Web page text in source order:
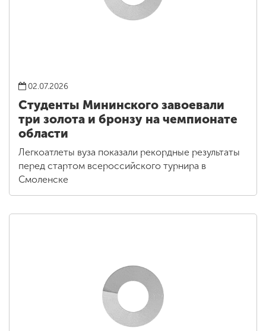
02.07.2026
Студенты Мининского завоевали
три золота и бронзу на чемпионате
области
Легкоатлеты вуза показали рекордные результаты
перед стартом всероссийского турнира в
Смоленске